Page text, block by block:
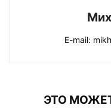
E-mail:
ЭТО